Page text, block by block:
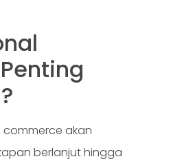
akan
berlanjut hingga